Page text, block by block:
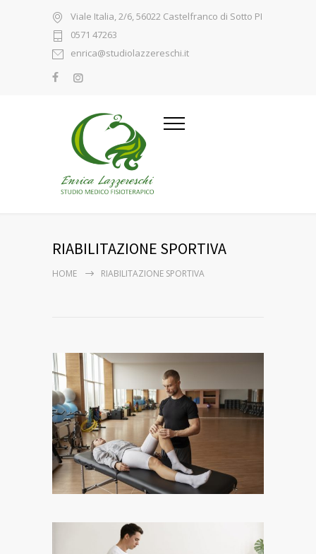
Viale Italia, 2/6, 56022 Castelfranco di Sotto PI
0571 47263
enrica@studiolazzereschi.it
RIABILITAZIONE SPORTIVA
HOME RIABILITAZIONE SPORTIVA